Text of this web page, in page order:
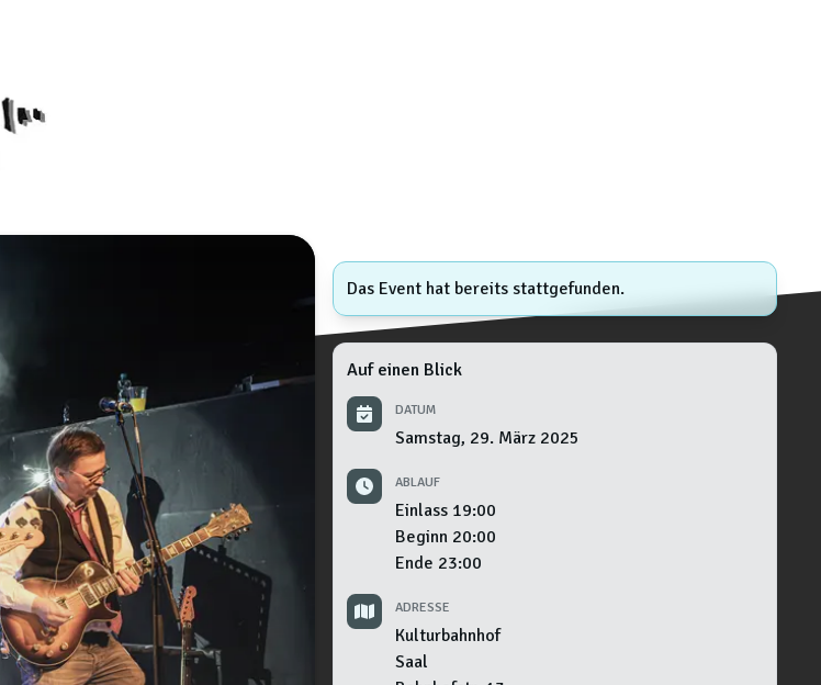
Das Event hat bereits stattgefunden.
Auf einen Blick
DATUM
Samstag, 29. März 2025
ABLAUF
Einlass 19:00
Beginn 20:00
Ende 23:00
ADRESSE
Kulturbahnhof
Saal